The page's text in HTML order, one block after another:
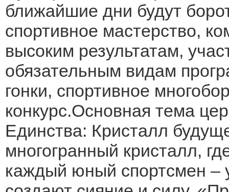
ближайшие дни будут
спортивное мастерство,
высоким результатам,
обязательным видам
гонки, спортивное
конкурс.Основная тема
Единства: Кристалл
многогранный кристалл,
каждый юный спортсмен –